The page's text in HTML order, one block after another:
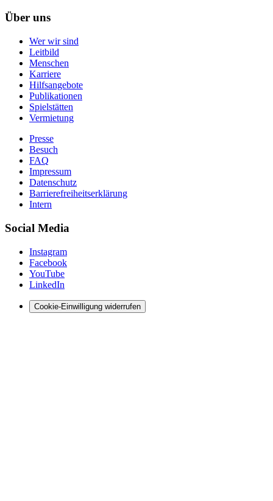
Über uns
Wer wir sind
Leitbild
Menschen
Karriere
Hilfsangebote
Publikationen
Spielstätten
Vermietung
Presse
Besuch
FAQ
Impressum
Datenschutz
Barrierefreiheitserklärung
Intern
Social Media
Instagram
Facebook
YouTube
LinkedIn
Cookie-Einwilligung widerrufen